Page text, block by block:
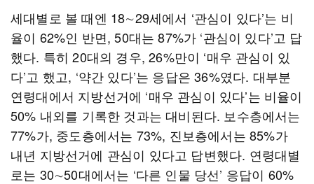
세대별로 볼 때엔 18∼29세에서 ‘관심이 있다’는 비
율이 62%인 반면, 50대는 87%가 ‘관심이 있다’고 답
했다. 특히 20대의 경우, 26%만이 ‘매우 관심이 있
다’고 했고, ‘약간 있다’는 응답은 36%였다. 대부분
연령대에서 지방선거에 ‘매우 관심이 있다’는 비율이
50% 내외를 기록한 것과는 대비된다. 보수층에서는
77%가, 중도층에서는 73%, 진보층에서는 85%가
내년 지방선거에 관심이 있다고 답변했다. 연령대별
로는 30∼50대에서는 ‘다른 인물 당선’ 응답이 60%